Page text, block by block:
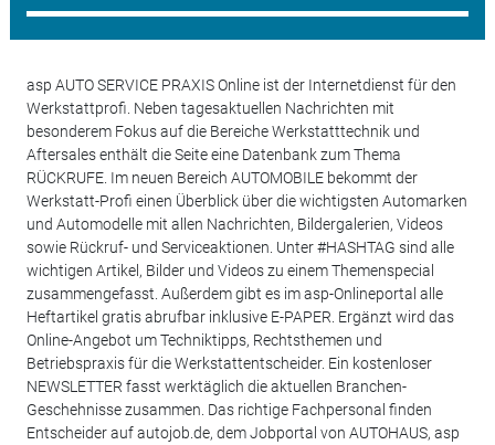
asp AUTO SERVICE PRAXIS Online ist der Internetdienst für den
Werkstattprofi. Neben tagesaktuellen Nachrichten mit
besonderem Fokus auf die Bereiche Werkstatttechnik und
Aftersales enthält die Seite eine Datenbank zum Thema
RÜCKRUFE. Im neuen Bereich AUTOMOBILE bekommt der
Werkstatt-Profi einen Überblick über die wichtigsten Automarken
und Automodelle mit allen Nachrichten, Bildergalerien, Videos
sowie Rückruf- und Serviceaktionen. Unter #HASHTAG sind alle
wichtigen Artikel, Bilder und Videos zu einem Themenspecial
zusammengefasst. Außerdem gibt es im asp-Onlineportal alle
Heftartikel gratis abrufbar inklusive E-PAPER. Ergänzt wird das
Online-Angebot um Techniktipps, Rechtsthemen und
Betriebspraxis für die Werkstattentscheider. Ein kostenloser
NEWSLETTER fasst werktäglich die aktuellen Branchen-
Geschehnisse zusammen. Das richtige Fachpersonal finden
Entscheider auf autojob.de, dem Jobportal von AUTOHAUS, asp